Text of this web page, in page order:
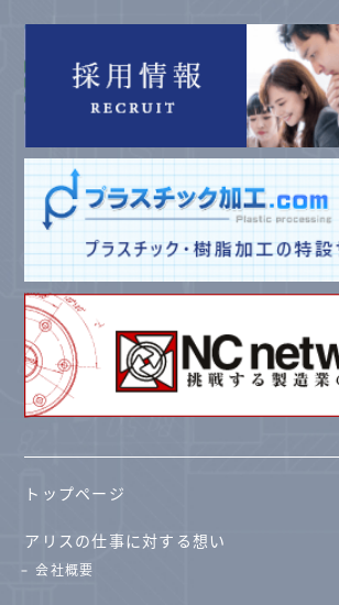
トップページ
アリスの仕事に対する想い
会社概要